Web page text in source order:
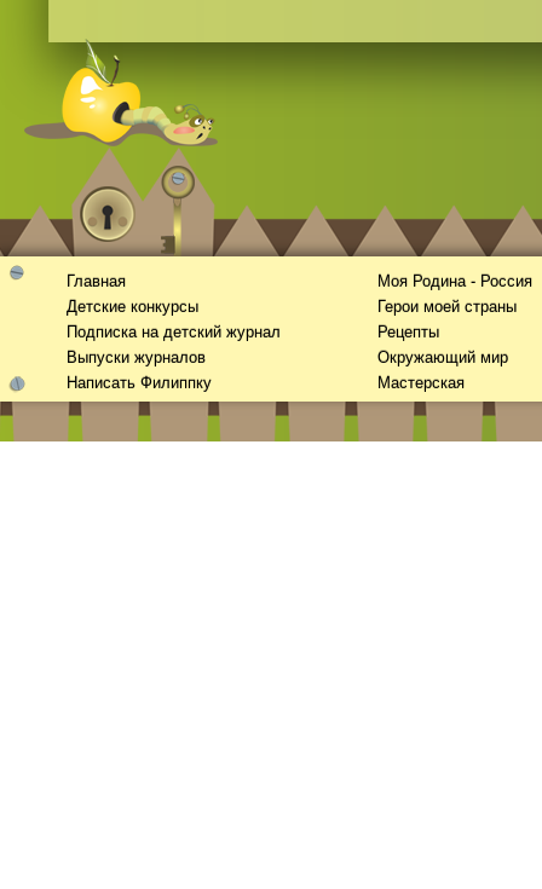
Главная
Детские конкурсы
Подписка на детский журнал
Выпуски журналов
Написать Филиппку
Моя Родина - Россия
Герои моей страны
Рецепты
Окружающий мир
Мастерская